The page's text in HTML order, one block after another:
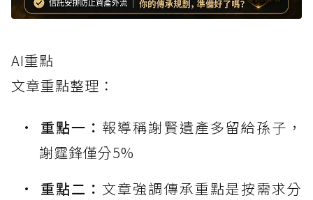
AI重點
文章重點整理：
重點一： 報導稱謝賢遺產多留給孫子，
謝霆鋒僅分5%
重點二： 文章強調傳承重點是按需求分